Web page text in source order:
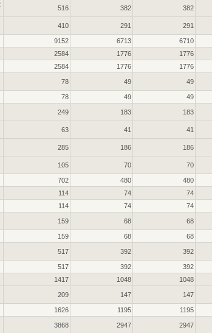
516 382 382
410 291 291
9152 6713 6710
2584 1776 1776
2584 1776 1776
78 49 49
78 49 49
249 183 183
63 41 41
285 186 186
105 70 70
702 480 480
114 74 74
114 74 74
159 68 68
159 68 68
517 392 392
517 392 392
1417 1048 1048
209 147 147
1626 1195 1195
3868 2947 2947